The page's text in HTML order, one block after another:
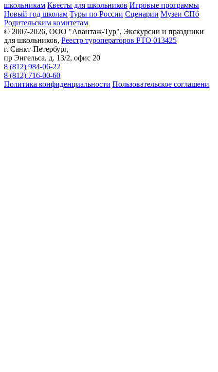
школьникам Квесты для школьников Игровые программы
Новый год школам Туры по России Сценарии Музеи СПб
Родительским комитетам
© 2007-2026, ООО "Авантаж-Тур", Экскурсии и праздники
для школьников, Реестр туроператоров РТО 013425
г. Санкт-Петербург,
пр Энгельса, д. 13/2, офис 20
8 (812) 984-06-22
8 (812) 716-00-60
Политика конфиденциальности Пользовательское соглашени